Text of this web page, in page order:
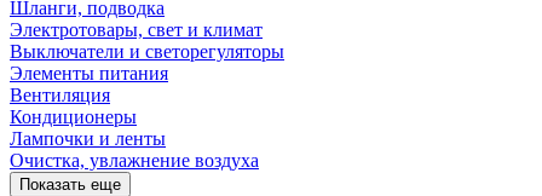
Шланги, подводка
Электротовары, свет и климат
Выключатели и светорегуляторы
Элементы питания
Вентиляция
Кондиционеры
Лампочки и ленты
Очистка, увлажнение воздуха
Показать еще